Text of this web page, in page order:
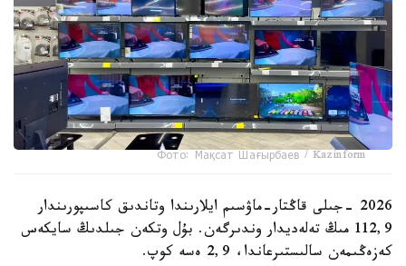
Фото: Мақсат Шағырбаев / Kazinform
2026 -جىلى قاڭتار-ماۋسىم ايلارىندا وتاندىق كاسىپورىندار
112,9 مىڭ تەلەديدار وندىرگەن. بۇل وتكەن جىلدىڭ سايكەس
كەزەڭىمەن سالىستىرعاندا، 2,9 ەسە كوپ.